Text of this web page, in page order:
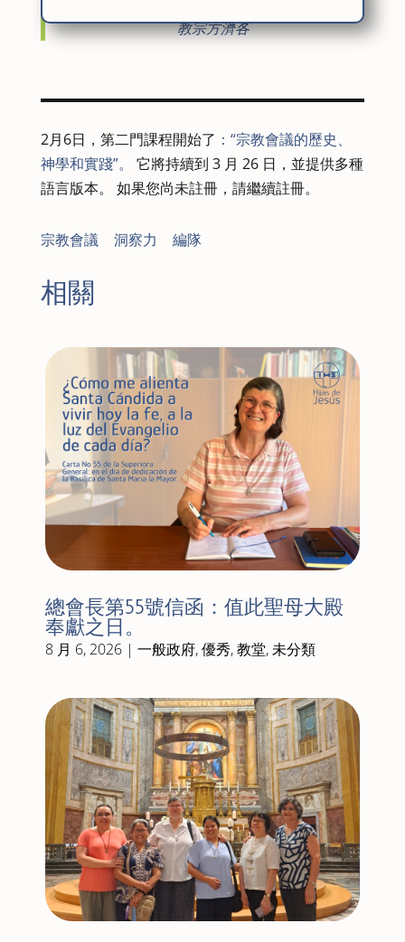
教宗方濟各
2月6日，第二門課程開始了 ：“宗教會議的歷史、
神學和實踐”。
它將持續到 3 月 26 日，並提供多種
語言版本。 如果您尚未註冊，請繼續註冊。
宗教會議| 洞察力 編隊
相關
總會長第55號信函：值此聖母大殿
奉獻之日。
8 月 6, 2026| 一般政府,優秀,教堂,未分類